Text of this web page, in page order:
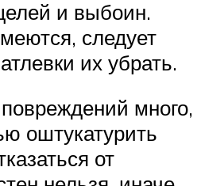
и выбоин.
следует
их убрать.
много,
оштукатурить
от